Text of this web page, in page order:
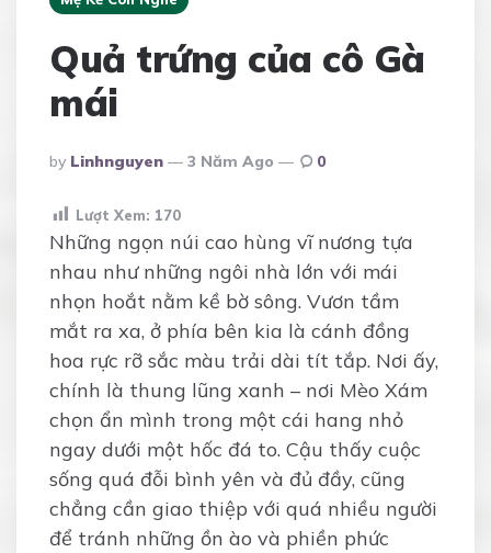
Quả trứng của cô Gà
mái
Posted
By
By Linhnguyen 3 Năm Ago 0
Lượt Xem: 170
Những ngọn núi cao hùng vĩ nương tựa
nhau như những ngôi nhà lớn với mái
nhọn hoắt nằm kề bờ sông. Vươn tầm
mắt ra xa, ở phía bên kia là cánh đồng
hoa rực rỡ sắc màu trải dài tít tắp. Nơi ấy,
chính là thung lũng xanh – nơi Mèo Xám
chọn ẩn mình trong một cái hang nhỏ
ngay dưới một hốc đá to. Cậu thấy cuộc
sống quá đỗi bình yên và đủ đầy, cũng
chẳng cần giao thiệp với quá nhiều người
để tránh những ồn ào và phiền phức